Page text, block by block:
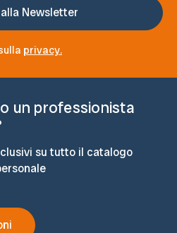
privacy.
un professionista
su tutto il catalogo